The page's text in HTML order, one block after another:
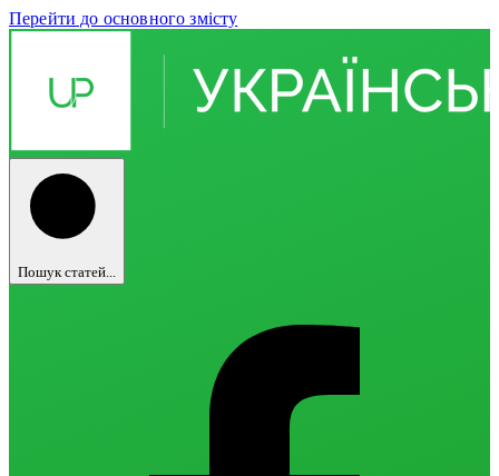
Перейти до основного змісту
Пошук статей...